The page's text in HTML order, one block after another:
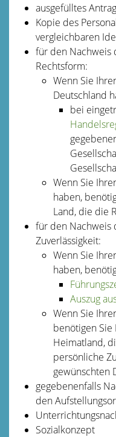
ausgefülltes
Kopie des
vergleichbaren
für den Nachweis
Rechtsform:
Wenn Sie
Deutschland
bei
Wenn Sie
haben,
Land, die die
für den Nachweis
Zuverlässigkeit:
Wenn Sie
haben,
Auszug
Wenn Sie
benötigen Sie
Heimatland,
persönliche
gewünschten
gegebenenfalls
den
Sozialkonzept